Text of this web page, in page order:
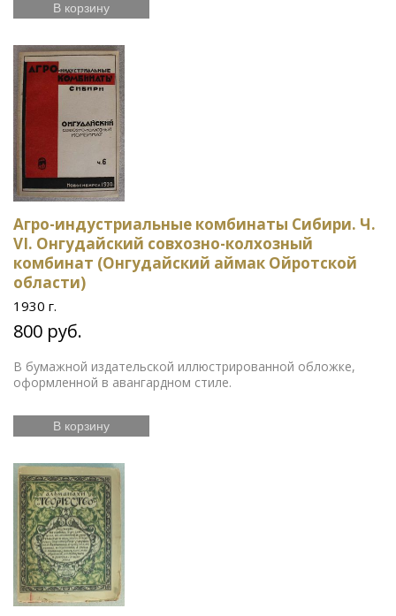
В корзину
Агро-индустриальные комбинаты Сибири. Ч.
VI. Онгудайский совхозно-колхозный
комбинат (Онгудайский аймак Ойротской
области)
1930 г.
800 руб.
В бумажной издательской иллюстрированной обложке,
оформленной в авангардном стиле.
В корзину